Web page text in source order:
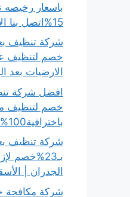
15%اتصل بنا الان
خصم لتنظيف
الارضيات بعد
خصم لتنظيف
باخترافية100%تواصل الان
شركة تنظيف
الجدران |
شركة